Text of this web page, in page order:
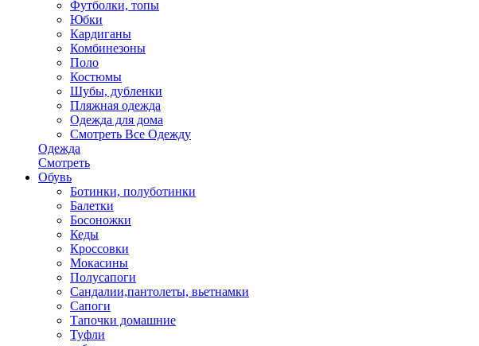
Футболки, топы
Юбки
Кардиганы
Комбинезоны
Поло
Костюмы
Шубы, дубленки
Пляжная одежда
Одежда для дома
Смотреть Все Одежду
Одежда
Смотреть
Обувь
Ботинки, полуботинки
Балетки
Босоножки
Кеды
Кроссовки
Мокасины
Полусапоги
Сандалии,пантолеты, вьетнамки
Сапоги
Тапочки домашние
Туфли